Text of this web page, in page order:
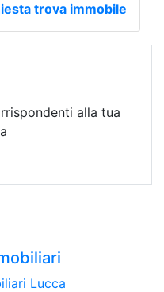
trova immobile
alla tua
Lucca